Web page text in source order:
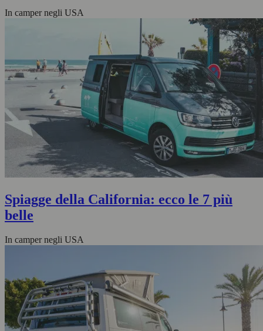
In camper negli USA
Spiagge della California: ecco le 7 più
belle
In camper negli USA